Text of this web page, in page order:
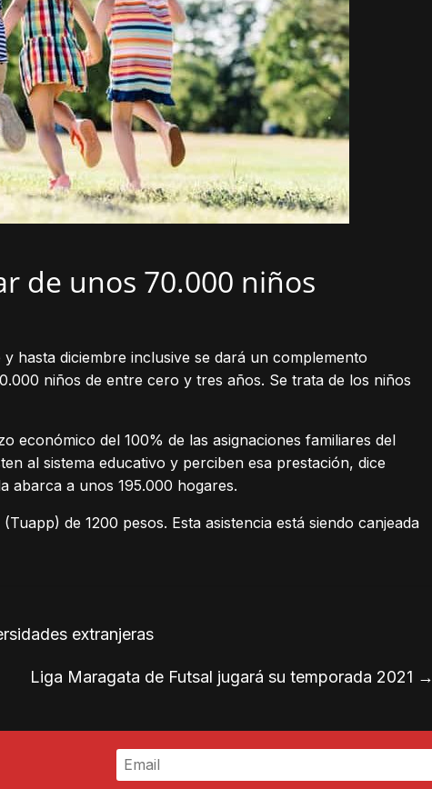
de unos 70.000 niños
hasta diciembre inclusive se dará un complemento
niños de entre cero y tres años. Se trata de los niños
económico del 100% de las asignaciones familiares del
al sistema educativo y perciben esa prestación, dice
abarca a unos 195.000 hogares.
de 1200 pesos. Esta asistencia está siendo canjeada
extranjeras
Liga Maragata de Futsal jugará su temporada 2021 →